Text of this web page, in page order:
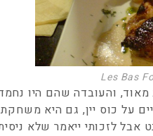
Les Bas
מאוד, והעובדה שהם היו
על כוס יין, גם היא
אבל לזכותי ייאמר שלא